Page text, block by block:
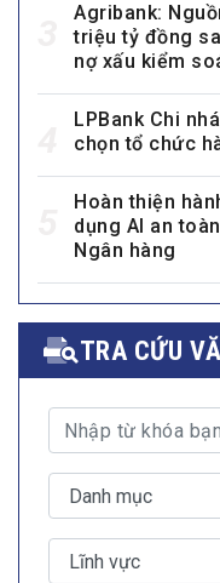
Agribank:
triệu tỷ đồng
nợ xấu kiểm
LPBank Chi
chọn tổ chức
Hoàn thiện
dụng AI an
Ngân hàng
TRA CỨU